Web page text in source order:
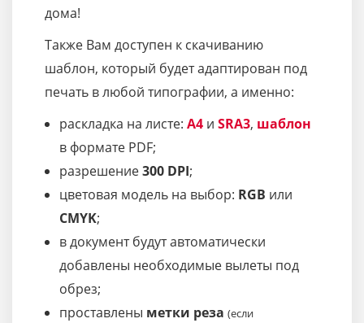
дома!
Также Вам доступен к скачиванию
шаблон, который будет адаптирован под
печать в любой типографии, а именно:
раскладка на листе: A4 и SRA3, шаблон
в формате PDF;
разрешение300 DPI;
цветовая модель на выбор: RGB или
CMYK;
в документ будут автоматически
добавлены необходимые вылеты под
обрез;
проставлены метки реза (если